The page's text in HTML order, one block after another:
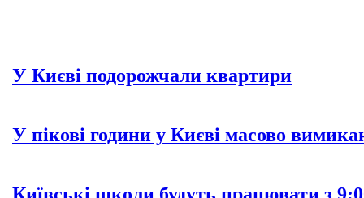
У Києві подорожчали квартири
У пікові години у Києві масово